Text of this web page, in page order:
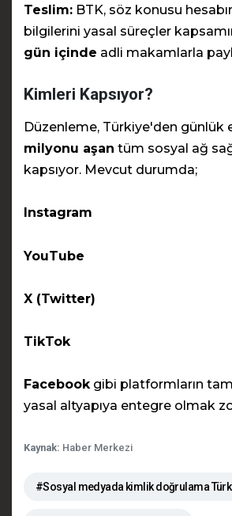
Teslim: BTK, söz konusu
bilgilerini yasal süreçler
gün içinde adli makamlarla
Kimleri Kapsıyor?
Düzenleme, Türkiye'den günlük
milyonu aşan tüm sosyal ağ
kapsıyor. Mevcut durumda;
Instagram
YouTube
X (Twitter)
TikTok
Facebookgibi platformların
yasal altyapıya entegre olmak
Kaynak: Haber Merkezi
#Sosyal medyada kimlik doğrulama